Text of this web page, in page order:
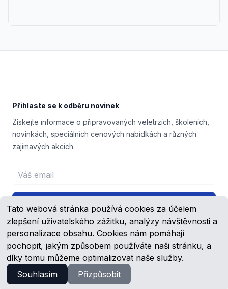
Tato webová stránka používá cookies za účelem
zlepšení uživatelského zážitku, analýzy návštěvnosti a
personalizace obsahu. Cookies nám pomáhají
pochopit, jakým způsobem používáte naši stránku, a
díky tomu můžeme optimalizovat naše služby.
Souhlasím
Přizpůsobit
Přihlaste se k odběru novinek
Získejte informace o připravovaných veletrzích, školeních,
novinkách, speciálních cenových nabídkách a různých
zajímavých akcích.
Email address
Přihlášení
FacebookYouTube
© 2023 -2026Schmachtl.cz, s.r.o.